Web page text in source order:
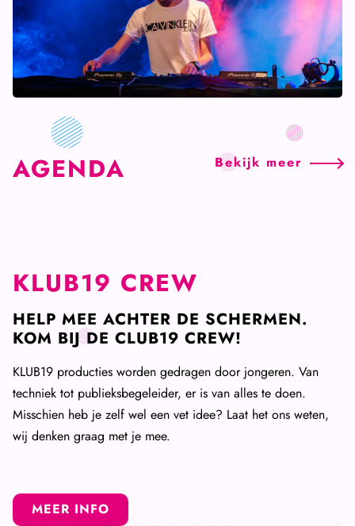
AGENDA Bekijk meer
KLUB19 CREW
HELP MEE ACHTER DE SCHERMEN.
KOM BIJ DE CLUB19 CREW!
KLUB19 producties worden gedragen door jongeren. Van
techniek tot publieksbegeleider, er is van alles te doen.
Misschien heb je zelf wel een vet idee? Laat het ons weten,
wij denken graag met je mee.
MEER INFO